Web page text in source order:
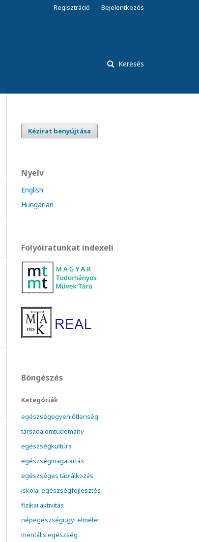
Keresés
Regisztráció Bejelentkezés
Kézirat benyújtása
Nyelv
English
Hungarian
Folyóiratunkat indexeli
Böngészés
Kategóriák
egészségegyenlőtlenség
társadalomtudomány
egészségkultúra
egészségmagatartás
egészséges táplálkozás
iskolai egészségfejlesztés
fizikai aktivitás
népegészségügyi elmélet
mentális egészség